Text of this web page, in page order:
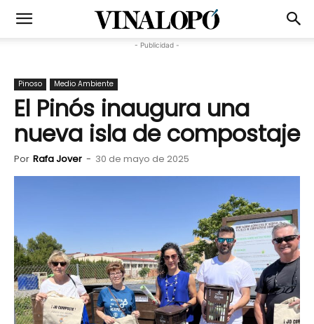
- Publicidad -
Pinoso Medio Ambiente
El Pinós inaugura una
nueva isla de compostaje
Por Rafa Jover - 30 de mayo de 2025